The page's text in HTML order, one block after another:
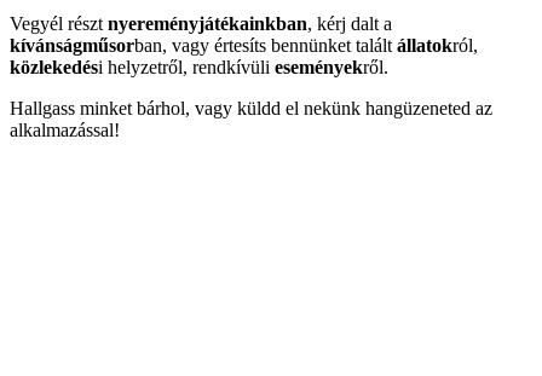
Vegyél részt nyereményjátékainkban, kérj dalt a
kívánságműsorban, vagy értesíts bennünket talált állatokról,
közlekedési helyzetről, rendkívüli eseményekről.
Hallgass minket bárhol, vagy küldd el nekünk hangüzeneted az
alkalmazással!